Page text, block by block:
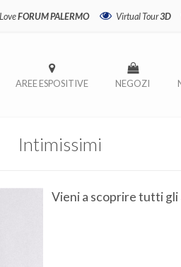
FORUM PALERMO Virtual Tour3D
AREE ESPOSITIVE NEGOZI
Intimissimi
Vieni a scoprire tutti gli